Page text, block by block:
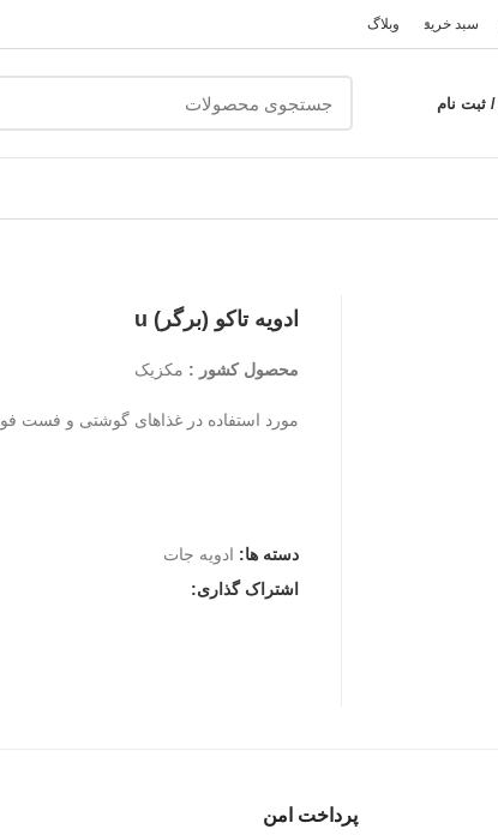
سبد خرید وبلاگ
ثبت نام
ادویه تاکو (برگر) u
محصول کشور : مکزیک
مورد استفاده در غذاهای گوشتی و فست
دسته ها: ادویه جات
اشتراک گذاری:
پرداخت امن